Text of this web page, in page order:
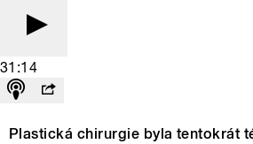
31:14
Plastická chirurgie byla tentokrát